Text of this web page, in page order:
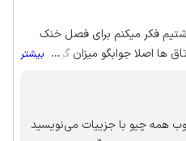
فکر میکنم برای فصل خنک
ها اصلا جوابگو میزان گرمای
کولر گازی و یخچال کار نمیکرد خیلی اذیت شدیم من از قبل چک کرده
... بیشتر
همه چیو با جزییات می‌نویسید